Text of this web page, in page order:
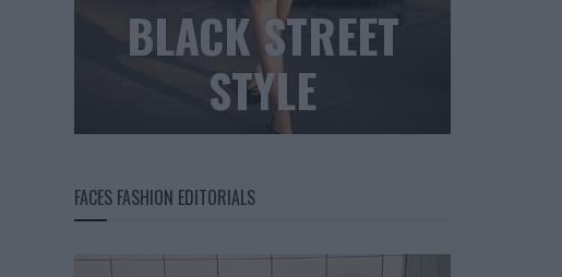
BLACK STREET
STYLE
FACES FASHION EDITORIALS